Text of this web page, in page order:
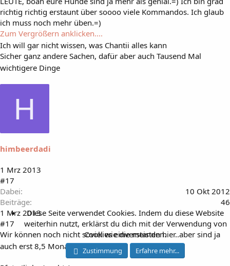
richtig richtig erstaunt über soooo viele Kommandos. Ich glaub
ich muss noch mehr üben.=)
Zum Vergrößern anklicken....
Ich will gar nicht wissen, was Chantii alles kann
Sicher ganz andere Sachen, dafür aber auch Tausend Mal
wichtigere Dinge
H
himbeerdadi
1 Mrz 2013
#17
Dabei
10 Okt 2012
Beiträge
46
1 Mrz 2013
#17
Wir können noch nicht soviel wie die meisten hier..aber sind ja
auch erst 8,5 Monate alt
Diese Seite verwendet Cookies. Indem du diese Website
weiterhin nutzt, erklärst du dich mit der Verwendung von
Cookies einverstanden.
Zustimmung Erfahre mehr...